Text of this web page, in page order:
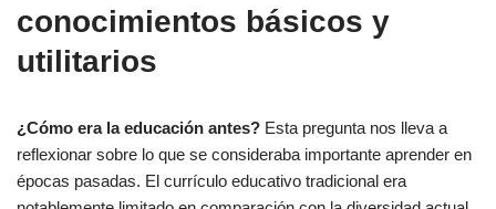
conocimientos básicos y
utilitarios
¿Cómo era la educación antes? Esta pregunta nos lleva a
reflexionar sobre lo que se consideraba importante aprender en
épocas pasadas. El currículo educativo tradicional era